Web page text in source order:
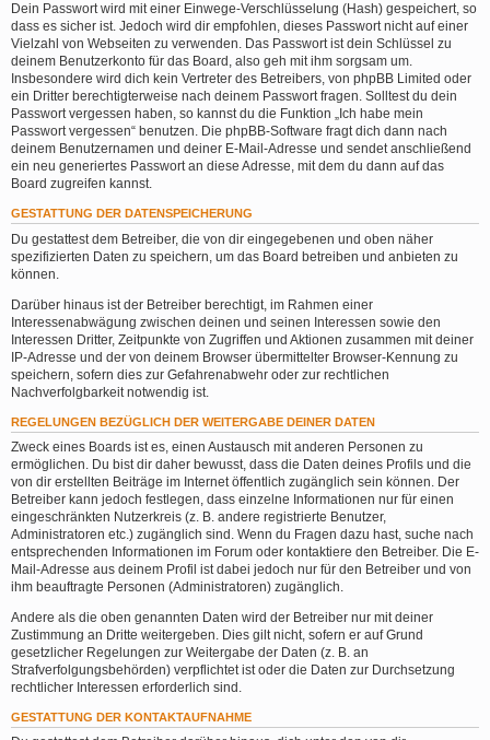
Dein Passwort wird mit einer Einwege-Verschlüsselung (Hash) gespeichert, so
dass es sicher ist. Jedoch wird dir empfohlen, dieses Passwort nicht auf einer
Vielzahl von Webseiten zu verwenden. Das Passwort ist dein Schlüssel zu
deinem Benutzerkonto für das Board, also geh mit ihm sorgsam um.
Insbesondere wird dich kein Vertreter des Betreibers, von phpBB Limited oder
ein Dritter berechtigterweise nach deinem Passwort fragen. Solltest du dein
Passwort vergessen haben, so kannst du die Funktion „Ich habe mein
Passwort vergessen“ benutzen. Die phpBB-Software fragt dich dann nach
deinem Benutzernamen und deiner E-Mail-Adresse und sendet anschließend
ein neu generiertes Passwort an diese Adresse, mit dem du dann auf das
Board zugreifen kannst.
GESTATTUNG DER DATENSPEICHERUNG
Du gestattest dem Betreiber, die von dir eingegebenen und oben näher
spezifizierten Daten zu speichern, um das Board betreiben und anbieten zu
können.
Darüber hinaus ist der Betreiber berechtigt, im Rahmen einer
Interessenabwägung zwischen deinen und seinen Interessen sowie den
Interessen Dritter, Zeitpunkte von Zugriffen und Aktionen zusammen mit deiner
IP-Adresse und der von deinem Browser übermittelter Browser-Kennung zu
speichern, sofern dies zur Gefahrenabwehr oder zur rechtlichen
Nachverfolgbarkeit notwendig ist.
REGELUNGEN BEZÜGLICH DER WEITERGABE DEINER DATEN
Zweck eines Boards ist es, einen Austausch mit anderen Personen zu
ermöglichen. Du bist dir daher bewusst, dass die Daten deines Profils und die
von dir erstellten Beiträge im Internet öffentlich zugänglich sein können. Der
Betreiber kann jedoch festlegen, dass einzelne Informationen nur für einen
eingeschränkten Nutzerkreis (z. B. andere registrierte Benutzer,
Administratoren etc.) zugänglich sind. Wenn du Fragen dazu hast, suche nach
entsprechenden Informationen im Forum oder kontaktiere den Betreiber. Die E-
Mail-Adresse aus deinem Profil ist dabei jedoch nur für den Betreiber und von
ihm beauftragte Personen (Administratoren) zugänglich.
Andere als die oben genannten Daten wird der Betreiber nur mit deiner
Zustimmung an Dritte weitergeben. Dies gilt nicht, sofern er auf Grund
gesetzlicher Regelungen zur Weitergabe der Daten (z. B. an
Strafverfolgungsbehörden) verpflichtet ist oder die Daten zur Durchsetzung
rechtlicher Interessen erforderlich sind.
GESTATTUNG DER KONTAKTAUFNAHME